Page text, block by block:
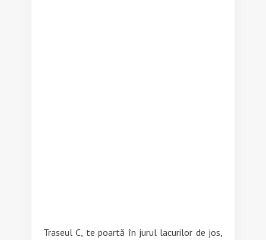
Traseul C, te poartă în jurul lacurilor de jos,